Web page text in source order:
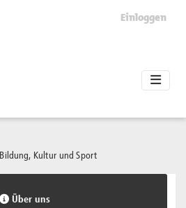
Einloggen
Bildung, Kultur und Sport
Über uns